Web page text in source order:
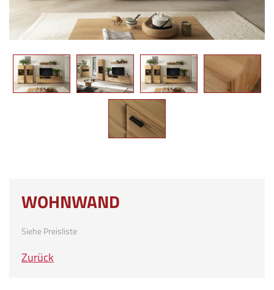
WOHNWAND
Siehe Preisliste
Zurück